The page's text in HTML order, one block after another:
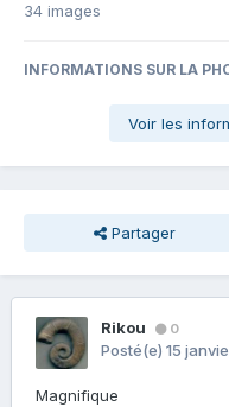
34 images
INFORMATIONS SUR LA
Voir les
Partager
Rikou 0
Posté(e) 15
Magnifique